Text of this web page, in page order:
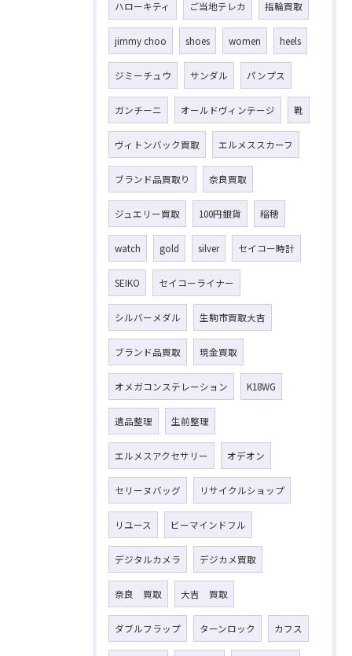
ハローキティ ご当地テレカ 指輪買取
jimmy choo shoes women heels
ジミーチュウ サンダル パンプス
ガンチーニ オールドヴィンテージ 靴
ヴィトンバック買取 エルメススカーフ
ブランド品買取り 奈良買取
ジュエリー買取 100円銀貨 稲穂
watch gold silver セイコー時計
SEIKO セイコーライナー
シルバーメダル 生駒市買取大吉
ブランド品買取 現金買取
オメガコンステレーション K18WG
遺品整理 生前整理
エルメスアクセサリー オデオン
セリーヌバッグ リサイクルショップ
リユース ビーマインドフル
デジタルカメラ デジカメ買取
奈良 買取 大吉 買取
ダブルフラップ ターンロック カフス